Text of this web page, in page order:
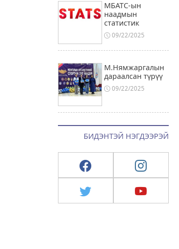
МБАТС-ын
наадмын
статистик
09/22/2025
М.Нямжаргалын
дараалсан түрүү
09/22/2025
БИДЭНТЭЙ НЭГДЭЭРЭЙ